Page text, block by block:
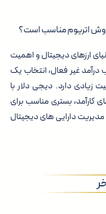
اتریوم مناسب است؟
ارزهای دیجیتال و اهمیت
غیر فعال، انتخاب یک
زیادی دارد. دیجی دلار با
کارآمد، بستری مناسب برای
دارایی های دیجیتال